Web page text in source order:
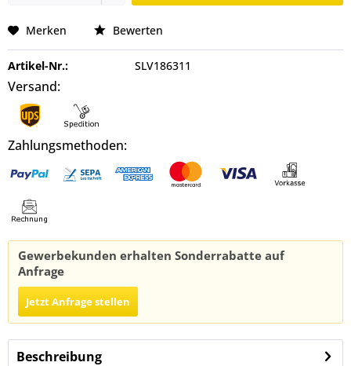
Merken Bewerten
Artikel-Nr.: SLV186311
Versand:
Zahlungsmethoden:
Gewerbekunden erhalten Sonderrabatte auf
Anfrage
Jetzt Anfrage stellen
Beschreibung